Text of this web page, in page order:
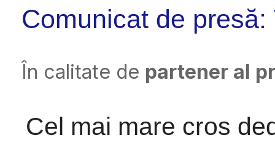
Comunicat de
În calitate de partener al
Cel mai mare cros